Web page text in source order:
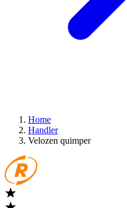
Home
Handler
Velozen quimper